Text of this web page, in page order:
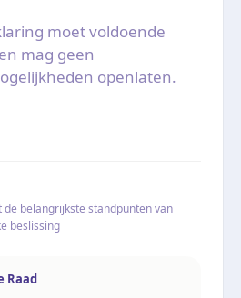
moet voldoende
mag geen
openlaten.
de belangrijkste standpunten van
beslissing
Raad